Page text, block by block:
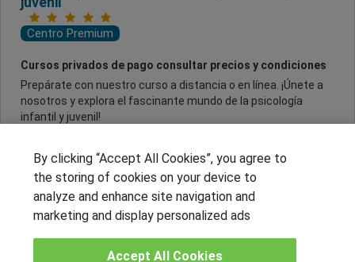
Centro Premium
Cursos privados de pago consultar precios y condiciones
Prepárate con nuestro curso a distancia o en línea. ¡Únete a
nosotros y explora el fascinante mundo de la psicología
infantil y juvenil!
A Distancia , Online
Más información
By clicking “Accept All Cookies”, you agree to
the storing of cookies on your device to
analyze and enhance site navigation and
marketing and display personalized ads
Accept All Cookies